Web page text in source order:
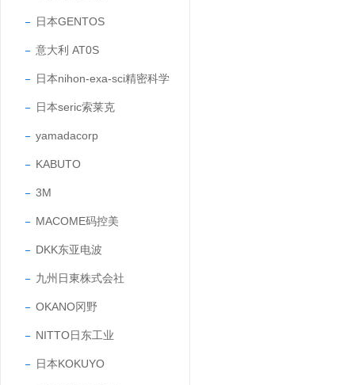
日本GENTOS
意大利 AT0S
日本nihon-exa-sci精密科学
日本seric索莱克
yamadacorp
KABUTO
3M
MACOME码控美
DKK东亚电波
九州日東株式会社
OKANO冈野
NITTO日东工业
日本KOKUYO